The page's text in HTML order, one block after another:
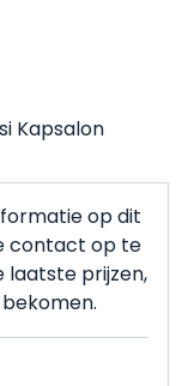
Kapsalon
op dit
contact op te
laatste prijzen,